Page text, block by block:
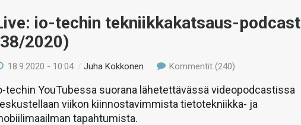
io-techin tekniikkakatsaus-podcast
2020)
18.9.2020 - 10:04 /Juha Kokkonen Kommentit (240)
techin YouTubessa suorana lähetettävässä videopodcastissa
viikon kiinnostavimmista tietotekniikka- ja
tapahtumista.